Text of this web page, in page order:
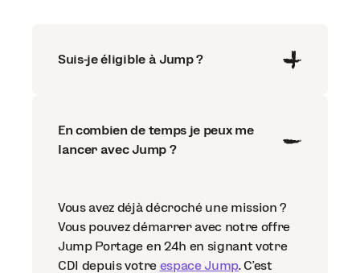
Suis-je éligible à Jump ?
En combien de temps je peux me
lancer avec Jump ?
Vous avez déjà décroché une mission ?
Vous pouvez démarrer avec notre offre
Jump Portage en 24h en signant votre
CDI depuis votre espace Jump. C’est